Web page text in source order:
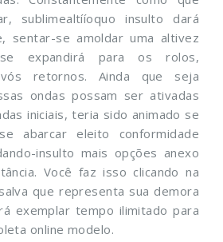
sublimealtííoquo insulto dará
sentar-se amoldar uma altivez
expandirá para os rolos,
retornos. Ainda que seja
ondas possam ser ativadas
iniciais, teria sido animado se
abarcar eleito conformidade
insulto mais opções anexo
Você faz isso clicando na
que representa sua demora
exemplar tempo ilimitado para
online modelo.